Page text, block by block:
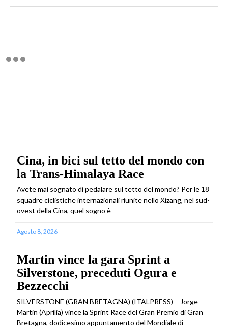
Cina, in bici sul tetto del mondo con
la Trans-Himalaya Race
Avete mai sognato di pedalare sul tetto del mondo? Per le 18
squadre ciclistiche internazionali riunite nello Xizang, nel sud-
ovest della Cina, quel sogno è
Agosto 8, 2026
Martin vince la gara Sprint a
Silverstone, preceduti Ogura e
Bezzecchi
SILVERSTONE (GRAN BRETAGNA) (ITALPRESS) – Jorge
Martin (Aprilia) vince la Sprint Race del Gran Premio di Gran
Bretagna, dodicesimo appuntamento del Mondiale di